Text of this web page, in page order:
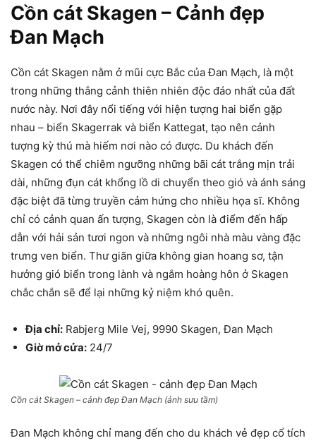
Cồn cát Skagen – Cảnh đẹp
Đan Mạch
Cồn cát Skagen nằm ở mũi cực Bắc của Đan Mạch, là một
trong những thắng cảnh thiên nhiên độc đáo nhất của đất
nước này. Nơi đây nổi tiếng với hiện tượng hai biển gặp
nhau – biển Skagerrak và biển Kattegat, tạo nên cảnh
tượng kỳ thú mà hiếm nơi nào có được. Du khách đến
Skagen có thể chiêm ngưỡng những bãi cát trắng mịn trải
dài, những đụn cát khổng lồ di chuyển theo gió và ánh sáng
đặc biệt đã từng truyền cảm hứng cho nhiều họa sĩ. Không
chỉ có cảnh quan ấn tượng, Skagen còn là điểm đến hấp
dẫn với hải sản tươi ngon và những ngôi nhà màu vàng đặc
trưng ven biển. Thư giãn giữa không gian hoang sơ, tận
hưởng gió biển trong lành và ngắm hoàng hôn ở Skagen
chắc chắn sẽ để lại những kỷ niệm khó quên.
Địa chỉ: Rabjerg Mile Vej, 9990 Skagen, Đan Mạch
Giờ mở cửa: 24/7
Cồn cát Skagen – cảnh đẹp Đan Mạch (ảnh sưu tầm)
Đan Mạch không chỉ mang đến cho du khách vẻ đẹp cổ tích